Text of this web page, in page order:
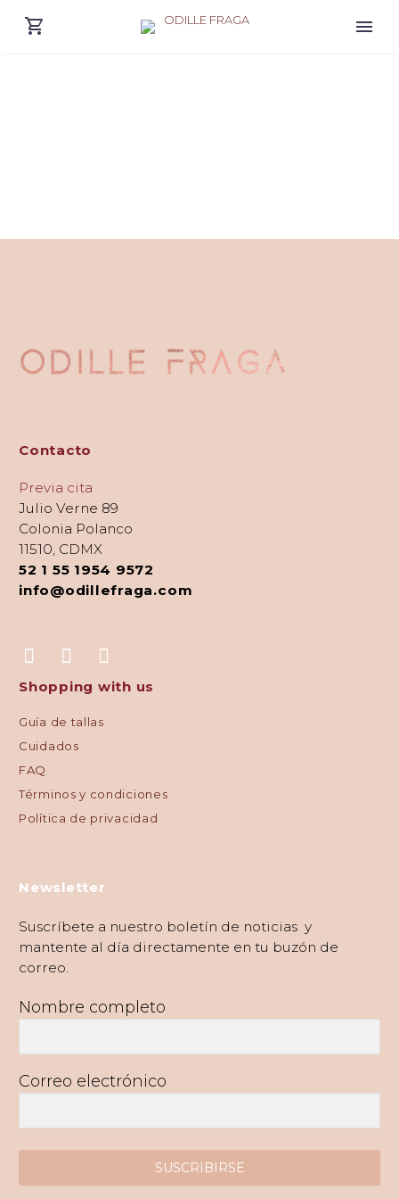
Contacto
Previa cita
Julio Verne 89
Colonia Polanco
11510, CDMX
52 1 55 1954 9572
info@odillefraga.com
Shopping with us
Guía de tallas
Cuidados
FAQ
Términos y condiciones
Política de privacidad
Newsletter
Suscríbete a nuestro boletín de noticias y
mantente al día directamente en tu buzón de
correo.
Nombre completo
Correo electrónico
SUSCRIBIRSE